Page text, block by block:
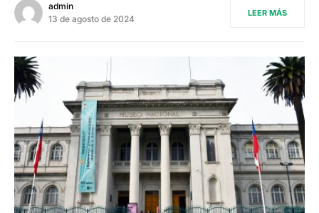
admin
13 de agosto de 2024
LEER MÁS